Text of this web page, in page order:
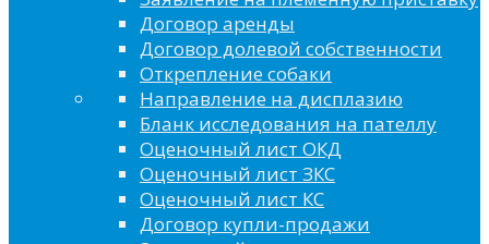
Договор аренды
Договор долевой собственности
Открепление собаки
Направление на дисплазию
Бланк исследования на пателлу
Оценочный лист ОКД
Оценочный лист ЗКС
Оценочный лист КС
Договор купли-продажи